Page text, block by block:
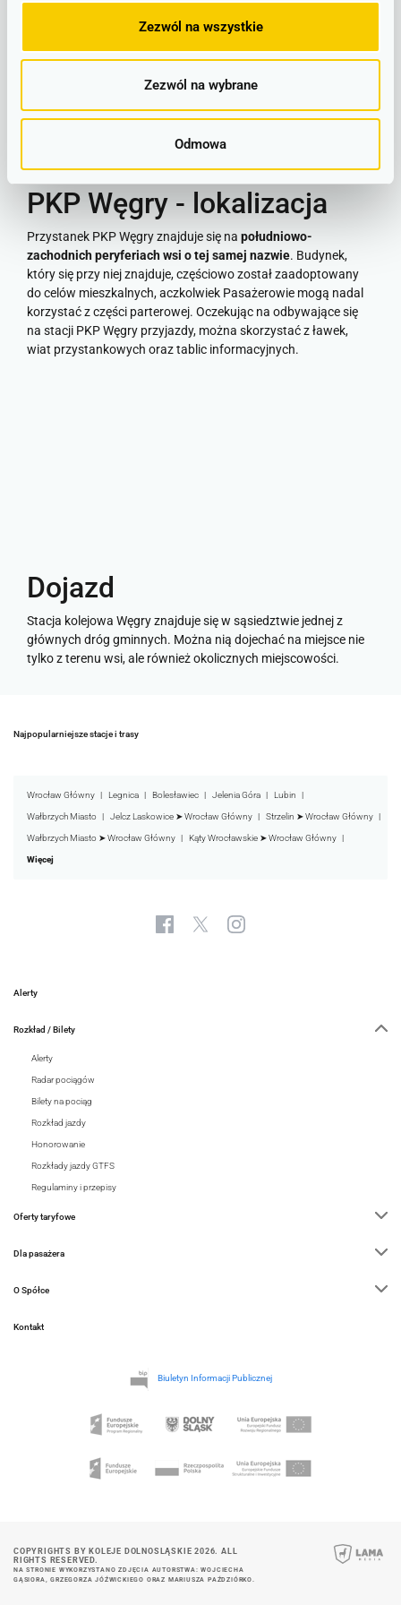
Zezwól na wszystkie
Zezwól na wybrane
Odmowa
można znaleźć na znajdującym się na peronach rozkładzie
LINIOWY SCHEMAT POŁĄCZEŃ
PKP Węgry - lokalizacja
Przystanek PKP Węgry znajduje się na południowo-
zachodnich peryferiach wsi o tej samej nazwie. Budynek,
który się przy niej znajduje, częściowo został zaadoptowany
do celów mieszkalnych, aczkolwiek Pasażerowie mogą nadal
korzystać z części parterowej. Oczekując na odbywające się
na stacji PKP Węgry przyjazdy, można skorzystać z ławek,
wiat przystankowych oraz tablic informacyjnych.
Dojazd
Stacja kolejowa Węgry znajduje się w sąsiedztwie jednej z
głównych dróg gminnych. Można nią dojechać na miejsce nie
tylko z terenu wsi, ale również okolicznych miejscowości.
Najpopularniejsze stacje i trasy
Wrocław Główny Legnica Bolesławiec Jelenia Góra Lubin
Wałbrzych Miasto Jelcz Laskowice ➤ Wrocław Główny Strzelin ➤ Wrocław Główny
Wałbrzych Miasto ➤ Wrocław Główny Kąty Wrocławskie ➤ Wrocław Główny
Więcej
Alerty
Rozkład / Bilety
Alerty
Radar pociągów
Bilety na pociąg
Rozkład jazdy
Honorowanie
Rozkłady jazdy GTFS
Regulaminy i przepisy
Oferty taryfowe
Dla pasażera
O Spółce
Kontakt
Biuletyn Informacji Publicznej
COPYRIGHTS BY KOLEJE DOLNOSLĄSKIE 2026. ALL
RIGHTS RESERVED.
NA STRONIE WYKORZYSTANO ZDJĘCIA AUTORSTWA: WOJCIECHA
GĄSIORA, GRZEGORZA JÓŹWICKIEGO ORAZ MARIUSZA PAŹDZIÓRKO.